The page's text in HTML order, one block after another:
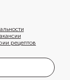
рецептов